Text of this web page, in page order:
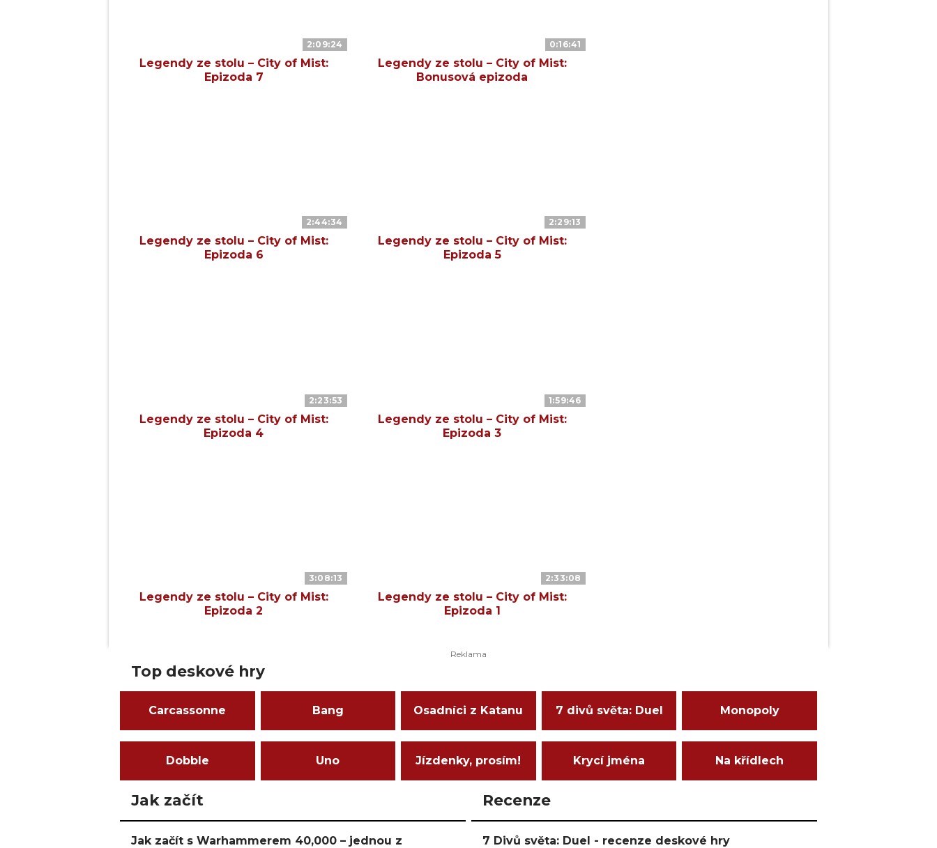
2:09:24
Legendy ze stolu – City of Mist:
Epizoda 7
0:16:41
Legendy ze stolu – City of Mist:
Bonusová epizoda
2:44:34
Legendy ze stolu – City of Mist:
Epizoda 6
2:29:13
Legendy ze stolu – City of Mist:
Epizoda 5
2:23:53
Legendy ze stolu – City of Mist:
Epizoda 4
1:59:46
Legendy ze stolu – City of Mist:
Epizoda 3
3:08:13
Legendy ze stolu – City of Mist:
Epizoda 2
2:33:08
Legendy ze stolu – City of Mist:
Epizoda 1
Top deskové hry
Carcassonne Bang Osadníci z Katanu 7 divů světa: Duel Monopoly
Dobble Uno Jízdenky, prosím! Krycí jména Na křídlech
Jak začít
Jak začít s Warhammerem 40,000 – jednou z
Recenze
7 Divů světa: Duel - recenze deskové hry